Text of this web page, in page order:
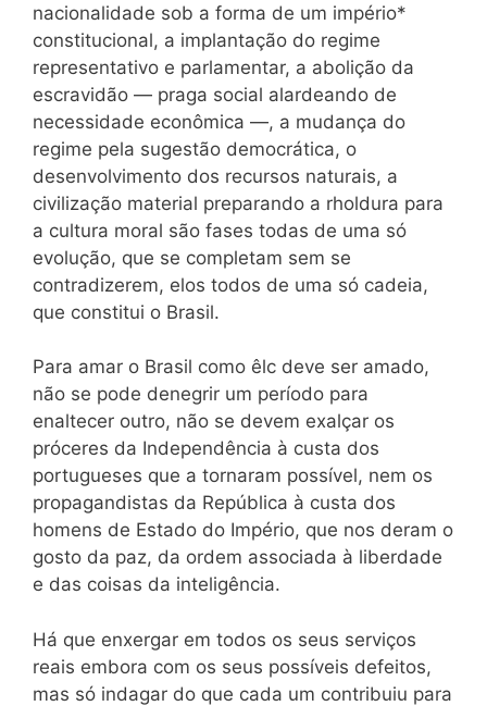
nacionalidade sob a forma de um império*
constitucional, a implantação do regime
representativo e parlamentar, a abolição da
escravidão — praga social alardeando de
necessidade econômica —, a mudança do
regime pela sugestão democrática, o
desenvolvimento dos recursos naturais, a
civilização material preparando a rholdura para
a cultura moral são fases todas de uma só
evolução, que se completam sem se
contradizerem, elos todos de uma só cadeia,
que constitui o Brasil.
Para amar o Brasil como êlc deve ser amado,
não se pode denegrir um período para
enaltecer outro, não se devem exalçar os
próceres da Independência à custa dos
portugueses que a tornaram possível, nem os
propagandistas da República à custa dos
homens de Estado do Império, que nos deram o
gosto da paz, da ordem associada à liberdade
e das coisas da inteligência.
Há que enxergar em todos os seus serviços
reais embora com os seus possíveis defeitos,
mas só indagar do que cada um contribuiu para